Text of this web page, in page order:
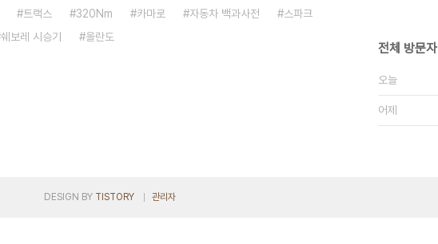
트랙스 320Nm 카마로 자동차 백과사전
스파크
쉐보레 시승기 올란도
전체 방문자
오늘
어제
DESIGN BY TISTORY 관리자